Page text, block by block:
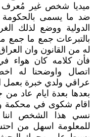
ميديا شخص غير
ضد ما يسمى بالحكومة
الدولية ووضع لذلك
بالتبرعات جمع ما جمع
له من القانون وان
فأن كلامه كان هواء
اتصال واوضحنا له
عراقي ولدي خبرة بعمل
بعدها بعدة ايام عاد
اقام شكوى في محكمة
للمعلومة اسهل من